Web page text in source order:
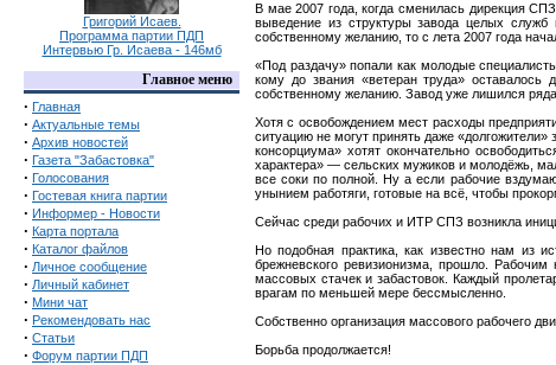
Григорий Исаев.
Программа партии ПДП
Интервью Гр. Исаева - 146мб
Главное меню
· Главная
· Актуальные темы
· Архив новостей
· Газета "Забастовка"
· Голосования
· Гостевая книга партии
· Информер - Новости
· Карта портала
· Каталог файлов
· Личное сообщение
· Личный кабинет
· Мини чат
· Рекомендовать нас
· Статьи
· Форум партии ПДП
В мае 2007 года, когда сменилась дирекция
выведение из структуры завода целых служб
собственному желанию, то с лета 2007 года
«Под раздачу» попали как молодые
кому до звания «ветеран труда» оставалось
собственному желанию. Завод уже лишился
Хотя с освобождением мест расходы
ситуацию не могут принять даже
консорциума» хотят окончательно
характера» — сельских мужиков и молодёжь,
все соки по полной. Ну а если рабочие
унынием работяги, готовые на всё, чтобы
Сейчас среди рабочих и ИТР СПЗ возникла
Но подобная практика, как известно нам из
брежневского ревизионизма, прошло.
массовых стачек и забастовок. Каждый
врагам по меньшей мере бессмысленно.
Собственно организация массового рабочего
Борьба продолжается!